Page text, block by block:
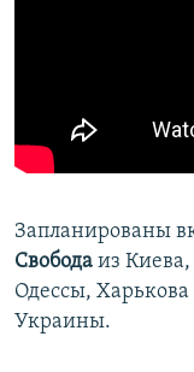
Запланированы
Свобода из
Одессы,
Украины.